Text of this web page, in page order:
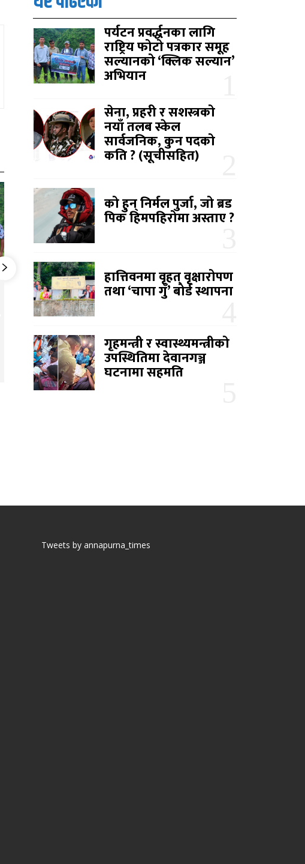
पर्यटन प्रवर्द्धनका लागि
राष्ट्रिय फोटो पत्रकार समूह
सल्यानको ‘क्लिक सल्यान’
अभियान
सेना, प्रहरी र सशस्त्रको
नयाँ तलब स्केल
सार्वजनिक, कुन पदको
कति ? (सूचीसहित)
को हुन् निर्मल पुर्जा, जो ब्रड
पिक हिमपहिरोमा अस्ताए ?
हात्तिवनमा वृहत् वृक्षारोपण
तथा ‘चापा गुँ’ बोर्ड स्थापना
गृहमन्त्री र स्वास्थ्यमन्त्रीको
उपस्थितिमा देवानगञ्ज
घटनामा सहमति
Tweets by annapurna_times